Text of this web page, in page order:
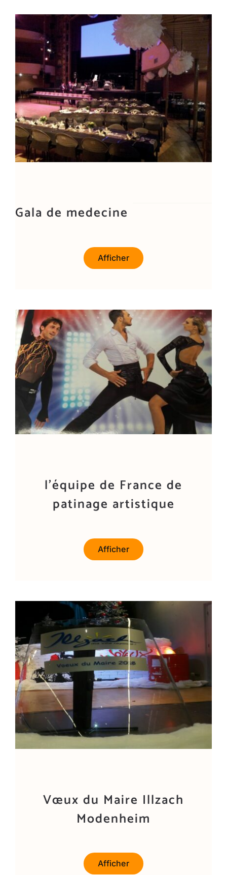
Gala de medecine
Afficher
l’équipe de France de
patinage artistique
Afficher
Vœux du Maire Illzach
Modenheim
Afficher